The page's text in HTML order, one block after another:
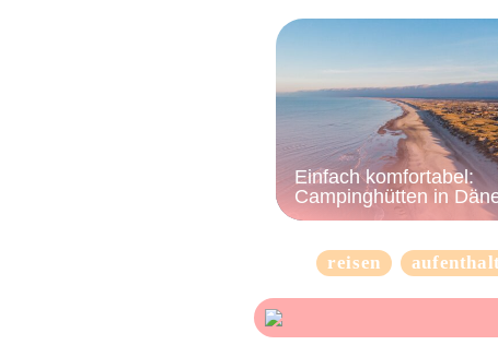
Einfach komfortabel:
Campinghütten in
reisen